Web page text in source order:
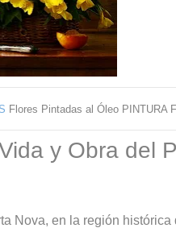
Flores Pintadas al Óleo PINTURA
y Obra del
Nova, en la región